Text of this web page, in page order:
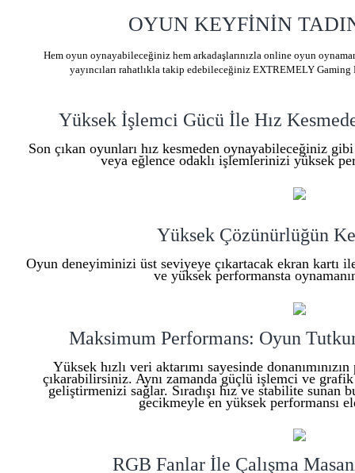
OYUN KEYFİNİN
Hem oyun oynayabileceğiniz hem arkadaşlarınızla online oyun
yayıncıları rahatlıkla takip edebileceğiniz EXTREMELY
Yüksek İşlemci Gücü İle Hız
Son çıkan oyunları hız kesmeden oynayabileceğiniz
veya eğlence odaklı işlemlerinizi yüksek
Yüksek Çözünürlüğün
Oyun deneyiminizi üst seviyeye çıkartacak ekran kartı
ve yüksek performansta
Maksimum Performans: Oyun
Yüksek hızlı veri aktarımı sayesinde
çıkarabilirsiniz. Aynı zamanda güçlü işlemci ve
geliştirmenizi sağlar. Sıradışı hız ve stabilite sunan
gecikmeyle en yüksek performansı
RGB Fanlar İle Çalışma